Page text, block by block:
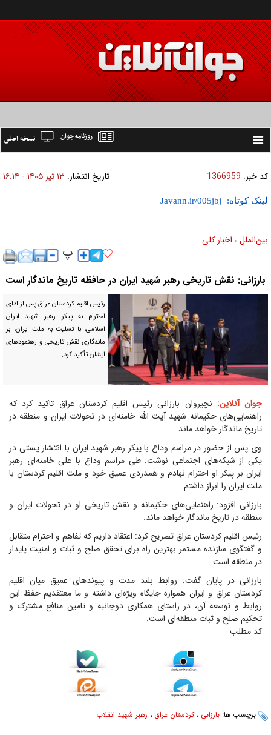
Toggle
نسخه اصلی روزنامه جوان
کد خبر: 1366959 تاریخ انتشار: ۱۳ تير ۱۴۰۵ - ۱۶:۱۴
لینک کوتاه:
بين‌الملل » اخبار كلی
بارزانی: نقش تاریخی رهبر شهید ایران در حافظه تاریخ ماندگار است
رئیس اقلیم کردستان عراق پس از ادای
احترام به پیکر رهبر شهید ایران
اسلامی، با تسلیت به ملت ایران، بر
ماندگاری نقش تاریخی و رهنمودهای
ایشان تأکید کرد.
جوان آنلاین: نچیروان بارزانی رئیس اقلیم کردستان عراق تاکید کرد که
راهنمایی‌های حکیمانه شهید آیت الله خامنه‌ای در تحولات ایران و منطقه در
تاریخ ماندگار خواهد ماند.
وی پس از حضور در مراسم وداع با پیکر رهبر شهید ایران با انتشار پستی در
یکی از شبکه‌های اجتماعی نوشت: طی مراسم وداع با علی خامنه‌ای رهبر
ایران بر پیکر او احترام نهادم و همدردی عمیق خود و ملت اقلیم کردستان با
ملت ایران را ابراز داشتم.
بارزانی افزود: راهنمایی‌های حکیمانه و نقش تاریخی او در تحولات ایران و
منطقه در تاریخ ماندگار خواهد ماند.
رئیس اقلیم کردستان عراق تصریح کرد: اعتقاد داریم که تفاهم و احترام متقابل
و گفتگوی سازنده مستمر بهترین راه برای تحقق صلح و ثبات و امنیت پایدار
در منطقه است.
بارزانی در پایان گفت: روابط بلند مدت و پیوندهای عمیق میان اقلیم
کردستان عراق و ایران همواره جایگاه ویژه‌ای داشته و ما معتقدیم حفظ این
روابط و توسعه آن، در راستای همکاری دوجانبه و تامین منافع مشترک و
تحکیم صلح و ثبات منطقه‌ای است.
کد مطلب
برچسب ها: بارزانی ،کردستان عراق ، رهبر شهید انقلاب